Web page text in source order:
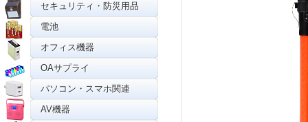
セキュリティ・防災用品
電池
オフィス機器
OAサプライ
パソコン・スマホ関連
AV機器